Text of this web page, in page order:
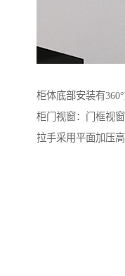
柜体底部安装有
柜门视窗：门框视窗
拉手采用平面加压